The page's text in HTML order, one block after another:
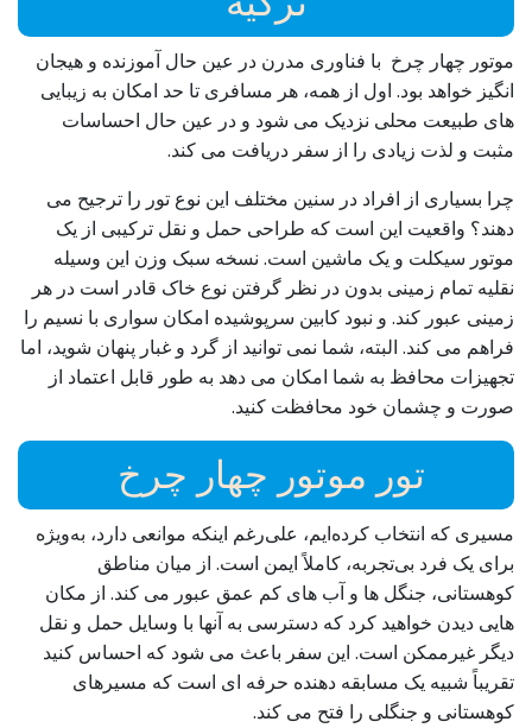
موتور چهار چرخ با فناوری مدرن در عین حال آموزنده و هیجان
انگیز خواهد بود. اول از همه، هر مسافری تا حد امکان به زیبایی
های طبیعت محلی نزدیک می شود و در عین حال احساسات
مثبت و لذت زیادی را از سفر دریافت می کند.
چرا بسیاری از افراد در سنین مختلف این نوع تور را ترجیح می
دهند؟ واقعیت این است که طراحی حمل و نقل ترکیبی از یک
موتور سیکلت و یک ماشین است. نسخه سبک وزن این وسیله
نقلیه تمام زمینی بدون در نظر گرفتن نوع خاک قادر است در هر
زمینی عبور کند. و نبود کابین سرپوشیده امکان سواری با نسیم را
فراهم می کند. البته، شما نمی توانید از گرد و غبار پنهان شوید، اما
تجهیزات محافظ به شما امکان می دهد به طور قابل اعتماد از
صورت و چشمان خود محافظت کنید.
تور موتور چهار چرخ
مسیری که انتخاب کرده‌ایم، علی‌رغم اینکه موانعی دارد، به‌ویژه
برای یک فرد بی‌تجربه، کاملاً ایمن است. از میان مناطق
کوهستانی، جنگل ها و آب های کم عمق عبور می کند. از مکان
هایی دیدن خواهید کرد که دسترسی به آنها با وسایل حمل و نقل
دیگر غیرممکن است. این سفر باعث می شود که احساس کنید
تقریباً شبیه یک مسابقه دهنده حرفه ای است که مسیرهای
کوهستانی و جنگلی را فتح می کند.